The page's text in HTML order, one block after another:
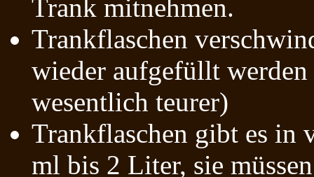
Trank mitnehmen.
Trankflaschen
wieder aufgefüllt
wesentlich teurer)
Trankflaschen gibt es in
ml bis 2 Liter, sie